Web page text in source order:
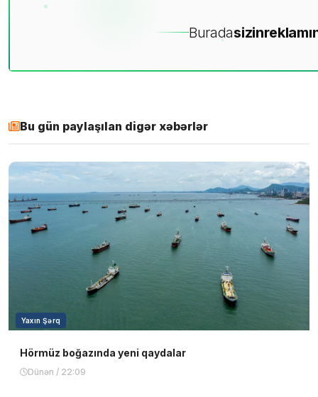
Buradasizin
Bu gün paylaşılan digər xəbərlər
Yaxın Şərq
Hörmüz boğazında yeni qaydalar
Dünən / 22:09